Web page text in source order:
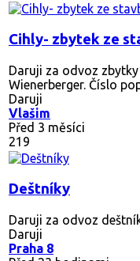
Cihly- zbytek ze
Daruji za odvoz
Wienerberger. Číslo
Daruji
Vlašim
Před 3 měsíci
219
Deštníky
Daruji za odvoz
Daruji
Praha 8